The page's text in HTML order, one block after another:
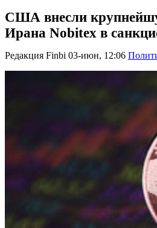
США внесли
Ирана Nobitex в
Редакция Finbi 03-июн, 12:06